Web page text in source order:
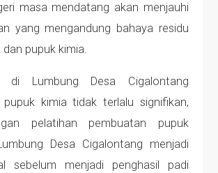
masa mendatang akan menjauhi
yang mengandung bahaya residu
pupuk kimia.
di Lumbung Desa Cigalontang
pupuk kimia tidak terlalu signifikan,
pelatihan pembuatan pupuk
Desa Cigalontang menjadi
sebelum menjadi penghasil padi